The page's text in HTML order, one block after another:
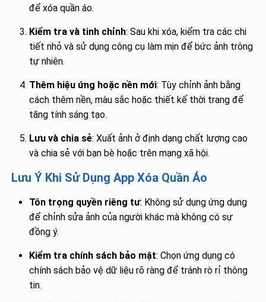
để xóa quần áo.
Kiểm tra và tinh chỉnh: Sau khi xóa, kiểm tra các chi
tiết nhỏ và sử dụng công cụ làm mịn để bức ảnh trông
tự nhiên.
Thêm hiệu ứng hoặc nền mới: Tùy chỉnh ảnh bằng
cách thêm nền, màu sắc hoặc thiết kế thời trang để
tăng tính sáng tạo.
Lưu và chia sẻ: Xuất ảnh ở định dạng chất lượng cao
và chia sẻ với bạn bè hoặc trên mạng xã hội.
Lưu Ý Khi Sử Dụng App Xóa Quần Áo
Tôn trọng quyền riêng tư: Không sử dụng ứng dụng
để chỉnh sửa ảnh của người khác mà không có sự
đồng ý.
Kiểm tra chính sách bảo mật: Chọn ứng dụng có
chính sách bảo vệ dữ liệu rõ ràng để tránh rò rỉ thông
tin.